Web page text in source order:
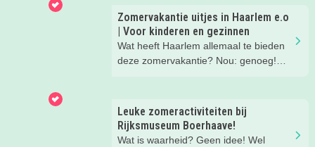
Zomervakantie uitjes in Haarlem e.o
| Voor kinderen en gezinnen
Wat heeft Haarlem allemaal te bieden
deze zomervakantie? Nou: genoeg!
familieprogramma... lees mee en vul
de vakantie met allemaal leuke uitjes
en activiteiten!
Leuke zomeractiviteiten bij
Rijksmuseum Boerhaave!
Wat is waarheid? Geen idee! Wel